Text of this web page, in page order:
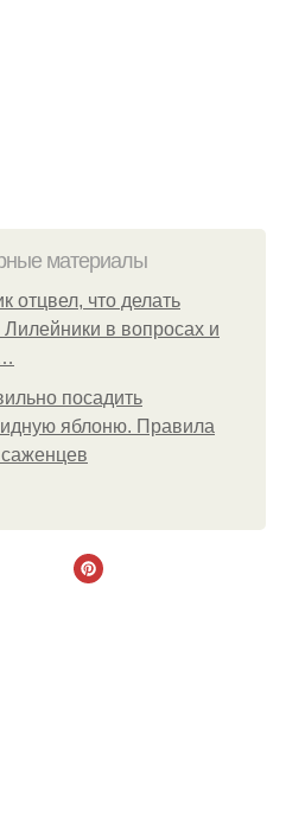
материалы
отцвел, что делать
в вопросах и
посадить
яблоню. Правила
саженцев